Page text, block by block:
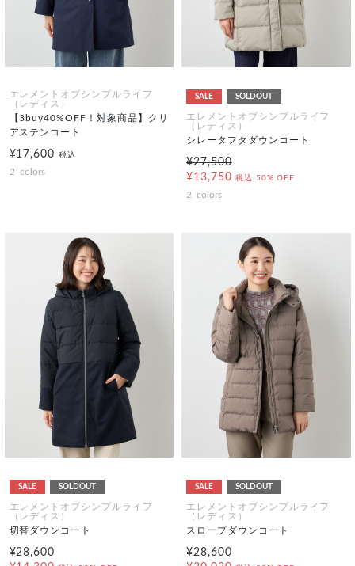
エレメントオブシンプルライフ
（レディス）
【3buy40%OFF！対象商品】クリ
アステンコート
¥17,600税込
2 colors
SALE SOLDOUT
エレメントオブシンプルライフ
（レディス）
シレータフタダウンコート
¥27,500
¥13,750 税込 50% OFF
2 colors
SALE SOLDOUT
エレメントオブシンプルライフ
（レディス）
切替ダウンコート
¥28,600
SALE SOLDOUT
エレメントオブシンプルライフ
（レディス）
スロープダウンコート
¥28,600